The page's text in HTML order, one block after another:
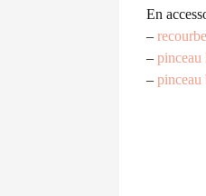
En
–
–
– pinceau